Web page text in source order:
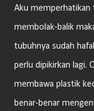
Aku memperhatikan
membolak-balik
tubuhnya sudah
perlu dipikirkan lagi.
membawa plastik
benar-benar